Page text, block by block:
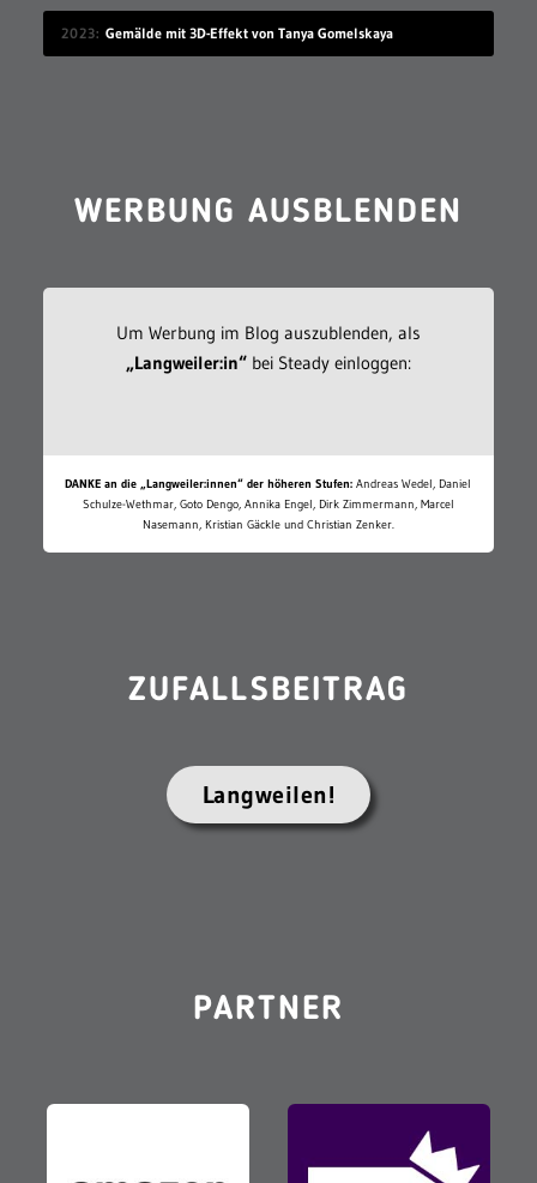
2023 Gemälde mit 3D-Effekt von Tanya Gomelskaya
WERBUNG AUSBLENDEN
Um Werbung im Blog auszublenden, als
„Langweiler:in“bei Steady einloggen:
DANKE an die „Langweiler:innen“ der höheren Stufen: Andreas Wedel, Daniel
Schulze-Wethmar, Goto Dengo, Annika Engel, Dirk Zimmermann, Marcel
Nasemann, Kristian Gäckle und Christian Zenker.
ZUFALLSBEITRAG
Langweilen!
PARTNER